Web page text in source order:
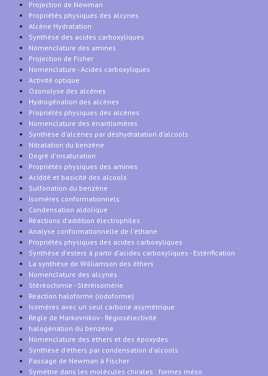
Projection de Newman
Propriétés physiques des alcynes
Alcène Hydratation
Synthèse des acides carboxyliques
Nomenclature des amines
Projection de Fisher
Nomenclature - Acides carboxyliques
Activité optique
Ozonolyse des alcènes
Hydrogénation des alcènes
Propriétés physiques des alcènes
Nomenclature des énantiomères
Synthèse d'alcènes par déshydratation d'alcools
Nitratation du benzène
Degré d'insaturation
Propriétés physiques des amines
Acidité et basicité des alcools
Sulfonation du benzène
Isomères conformationnels
Condensation aldolique
Réactions d'addition électrophiles
Analyse conformationnelle de l'éthane
Propriétés physiques des acides carboxyliques
Synthèse d'esters à partir d'acides carboxyliques - Estérification
La synthèse de Williamson des éthers
Nomenclature des alcynes
Stéréochimie - Stéréisomérie
Réaction haloforme (iodoforme)
Isomères avec un seul carbone asymétrique
Règle de Markovnikov - Régiosélectivité
halogénation du benzène
Nomenclature des éthers et des époxydes
Synthèse d'éthers par condensation d'alcools
Passage de Newman à Fischer
Symétrie dans les molécules chirales : formes méso